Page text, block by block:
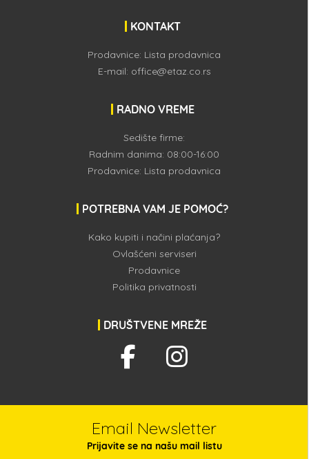
KONTAKT
Prodavnice: Lista prodavnica
E-mail: office@etaz.co.rs
RADNO VREME
Sedište firme:
Radnim danima: 08:00-16:00
Prodavnice: Lista prodavnica
POTREBNA VAM JE POMOĆ?
Kako kupiti i načini plaćanja?
Ovlašćeni serviseri
Prodavnice
Politika privatnosti
DRUŠTVENE MREŽE
Email Newsletter
Prijavite se na našu mail listu